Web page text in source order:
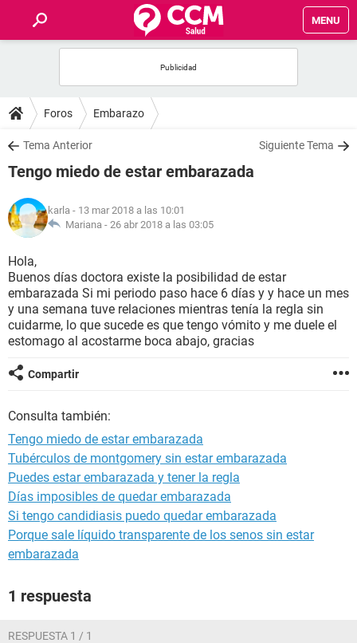
MENU
FOROS
SALUD
FAMILIA
NUTRICIÓN
BIENESTAR
SEXUALIDAD
GLOSARIO
Foros Embarazo
Tema Anterior Siguiente Tema
Tengo miedo de estar embarazada
karla - 13 mar 2018 a las 10:01
Mariana - 26 abr 2018 a las 03:05
Hola,
Buenos días doctora existe la posibilidad de estar
embarazada Si mi periodo paso hace 6 días y y hace un mes
y una semana tuve relaciones mientras tenía la regla sin
cuidarme, lo que sucede es que tengo vómito y me duele el
estomago al acostarme boca abajo, gracias
Compartir
Consulta también:
Tengo miedo de estar embarazada
Tubérculos de montgomery sin estar embarazada
Puedes estar embarazada y tener la regla
Días imposibles de quedar embarazada
Si tengo candidiasis puedo quedar embarazada
Porque sale líquido transparente de los senos sin estar
embarazada
1 respuesta
RESPUESTA 1 / 1